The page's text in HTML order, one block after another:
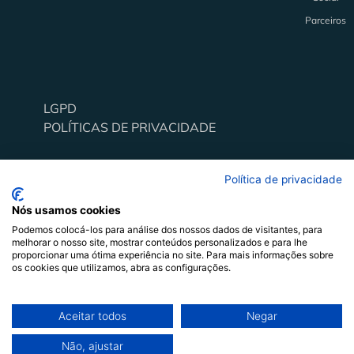
Parceiros
LGPD
POLÍTICAS DE PRIVACIDADE
Alavancar pessoas e organizações através do
comportamento
Política de privacidade
Nós usamos cookies
Podemos colocá-los para análise dos nossos dados de visitantes, para
melhorar o nosso site, mostrar conteúdos personalizados e para lhe
proporcionar uma ótima experiência no site. Para mais informações sobre
os cookies que utilizamos, abra as configurações.
Aceitar todos Negar
Não, ajustar